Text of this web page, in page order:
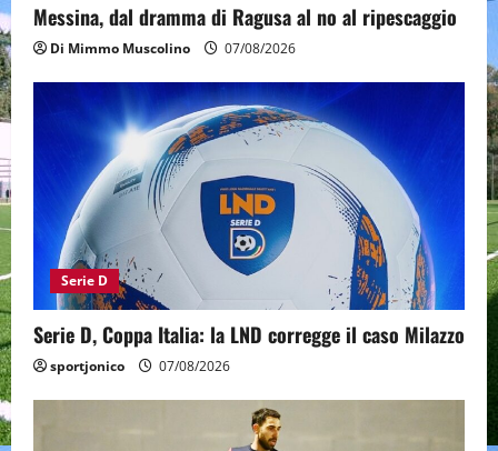
Messina, dal dramma di Ragusa al no al ripescaggio
Di Mimmo Muscolino 07/08/2026
Serie D
Serie D, Coppa Italia: la LND corregge il caso Milazzo
sportjonico 07/08/2026